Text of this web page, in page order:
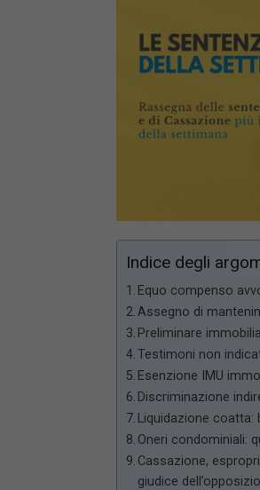
Indice degli
Equo compenso
Assegno di
Preliminare
Testimoni non
Esenzione IMU
Discriminazione
Liquidazione
Oneri condominiali:
Cassazione,
giudice